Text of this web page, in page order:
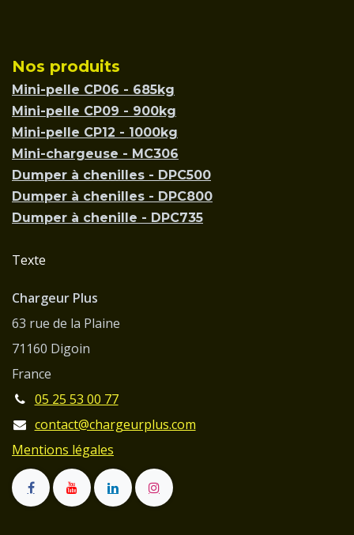
Nos produits
Mini-pelle CP06 - 685kg
Mini-pelle CP09 - 900kg
Mini-pelle CP12 - 1000kg
Mini-chargeuse - MC306
Dumper à chenilles - DPC500
Dumper à chenilles - DPC800
Dumper à chenille - DPC735
Texte
Chargeur Plus
63 rue de la Plaine
71160 Digoin
France
05 25 53 00 77
contact@chargeurplus.com
Mentions légales